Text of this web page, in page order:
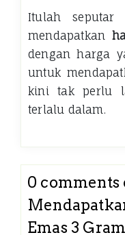
Itulah seputar
mendapatkan
dengan harga
untuk
kini tak perlu
terlalu dalam.
0 comments
Emas 3